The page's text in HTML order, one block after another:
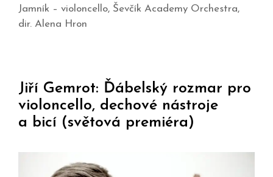
Jamník – violoncello, Ševčík Academy Orchestra,
dir. Alena Hron
Jiří Gemrot: Ďábelský rozmar pro
violoncello, dechové nástroje
a bicí (světová premiéra)